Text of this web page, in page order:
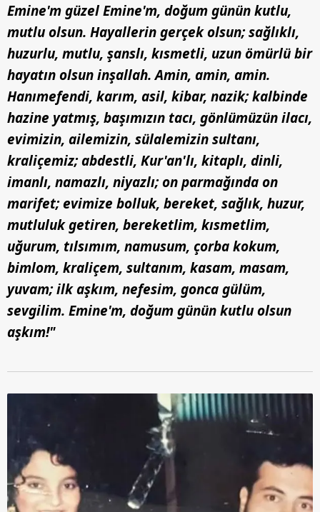
Emine'm güzel Emine'm, doğum günün kutlu,
mutlu olsun. Hayallerin gerçek olsun; sağlıklı,
huzurlu, mutlu, şanslı, kısmetli, uzun ömürlü bir
hayatın olsun inşallah. Amin, amin, amin.
Hanımefendi, karım, asil, kibar, nazik; kalbinde
hazine yatmış, başımızın tacı, gönlümüzün ilacı,
evimizin, ailemizin, sülalemizin sultanı,
kraliçemiz; abdestli, Kur'an'lı, kitaplı, dinli,
imanlı, namazlı, niyazlı; on parmağında on
marifet; evimize bolluk, bereket, sağlık, huzur,
mutluluk getiren, bereketlim, kısmetlim,
uğurum, tılsımım, namusum, çorba kokum,
bimlom, kraliçem, sultanım, kasam, masam,
yuvam; ilk aşkım, nefesim, gonca gülüm,
sevgilim. Emine'm, doğum günün kutlu olsun
aşkım!"